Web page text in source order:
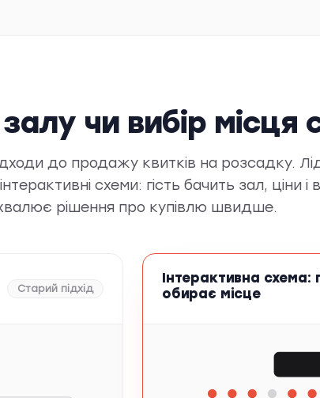
чи вибір місця
до продажу квитків на розсадку.
схеми: гість бачить зал, ціни і
рішення про купівлю швидше.
Старий підхід
Інтерактивна схема:
обирає місце